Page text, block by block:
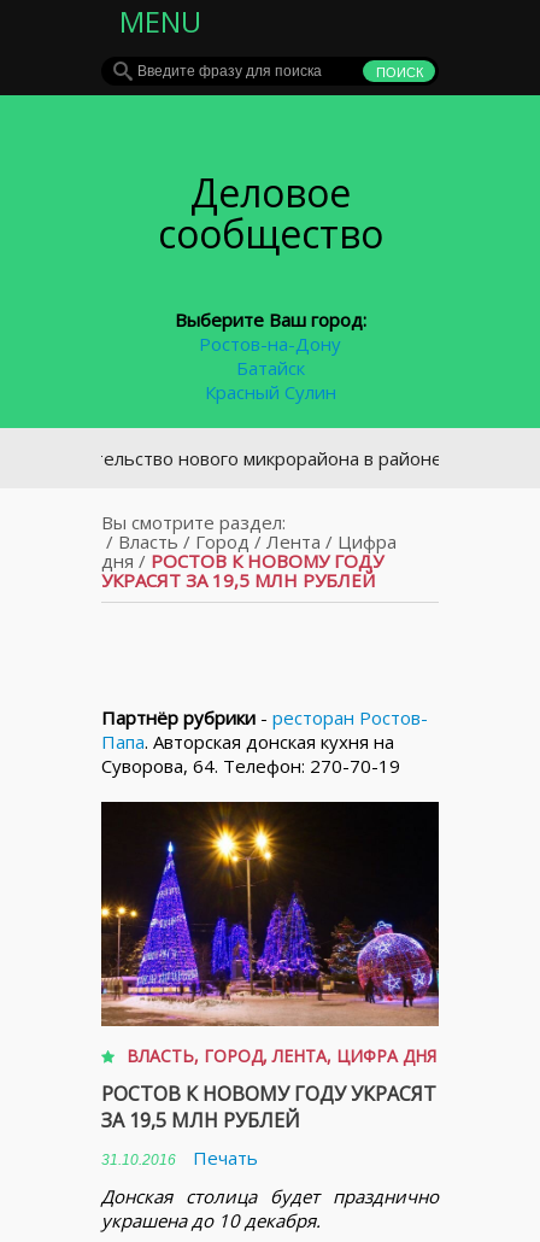
MENU
Деловое
сообщество
Выберите Ваш город:
Ростов-на-Дону
Батайск
Красный Сулин
нового микрорайона в районе площади
Вы смотрите раздел:
/ Власть / Город / Лента / Цифра
дня / РОСТОВ К НОВОМУ ГОДУ
УКРАСЯТ ЗА 19,5 МЛН РУБЛЕЙ
Партнёр рубрики - ресторан Ростов-
Папа. Авторская донская кухня на
Суворова, 64. Телефон: 270-70-19
ВЛАСТЬ, ГОРОД,ЛЕНТА, ЦИФРА ДНЯ
РОСТОВ К НОВОМУ ГОДУ УКРАСЯТ
ЗА 19,5 МЛН РУБЛЕЙ
31.10.2016
Печать
Донская столица будет празднично
украшена до 10 декабря.